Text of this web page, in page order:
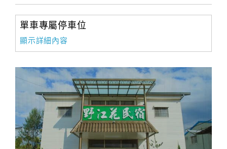
單車專屬停車位
顯示詳細內容